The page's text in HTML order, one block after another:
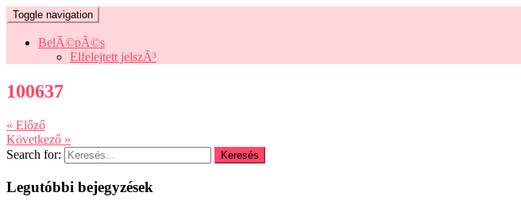
Toggle navigation
BelÃ©pÃ©s
Elfelejtett jelszÃ³
100637
« Előző
Következő »
Search for:
Legutóbbi bejegyzések